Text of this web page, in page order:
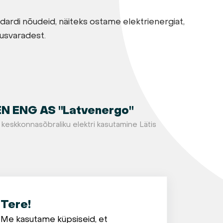
nõudeid, näiteks ostame elektrienergiat,
ENG AS "Latvenergo"
elektri kasutamine Lätis
Tere!
Me kasutame küpsiseid, et